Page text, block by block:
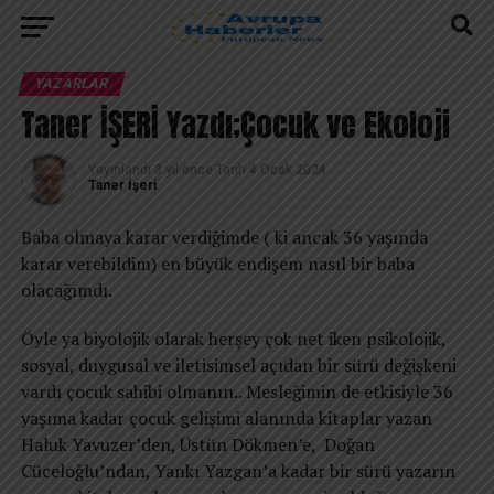
YAZARLAR
Taner İŞERİ Yazdı;Çocuk ve Ekoloji
Yayınlandı 3 yıl önce Tarih 4 Ocak 2024
Taner İşeri
Baba olmaya karar verdiğimde ( ki ancak 36 yaşında
karar verebildim) en büyük endişem nasıl bir baba
olacağımdı.
Öyle ya biyolojik olarak herşey çok net iken psikolojik,
sosyal, duygusal ve iletisimsel açıdan bir sürü değişkeni
vardı çocuk sahibi olmanın.. Mesleğimin de etkisiyle 36
yaşıma kadar çocuk gelişimi alanında kitaplar yazan
Haluk Yavuzer’den, Üstün Dökmen’e, Doğan
Cüceloğlu’ndan, Yankı Yazgan’a kadar bir sürü yazarın